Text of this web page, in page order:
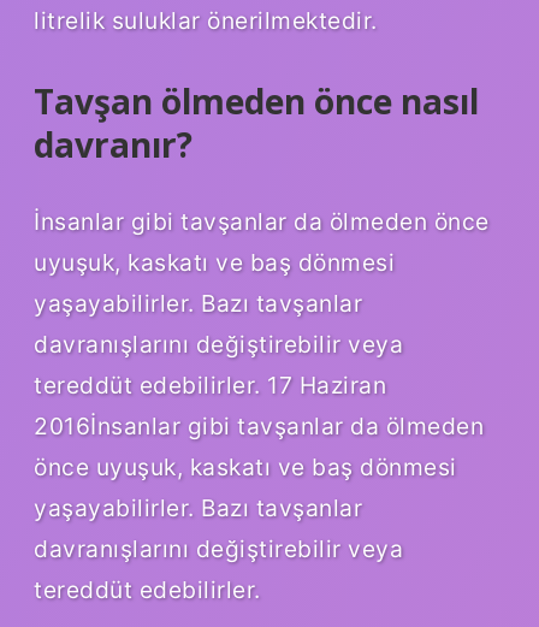
litrelik suluklar önerilmektedir.
Tavşan ölmeden önce nasıl
davranır?
İnsanlar gibi tavşanlar da ölmeden önce
uyuşuk, kaskatı ve baş dönmesi
yaşayabilirler. Bazı tavşanlar
davranışlarını değiştirebilir veya
tereddüt edebilirler. 17 Haziran
2016İnsanlar gibi tavşanlar da ölmeden
önce uyuşuk, kaskatı ve baş dönmesi
yaşayabilirler. Bazı tavşanlar
davranışlarını değiştirebilir veya
tereddüt edebilirler.